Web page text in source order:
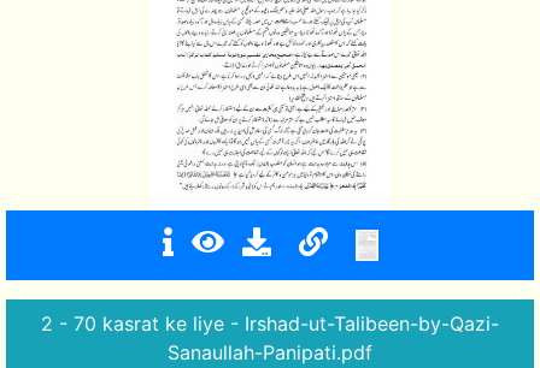
2 - 70 kasrat ke liye - Irshad-ut-Talibeen-by-Qazi-
Sanaullah-Panipati.pdf